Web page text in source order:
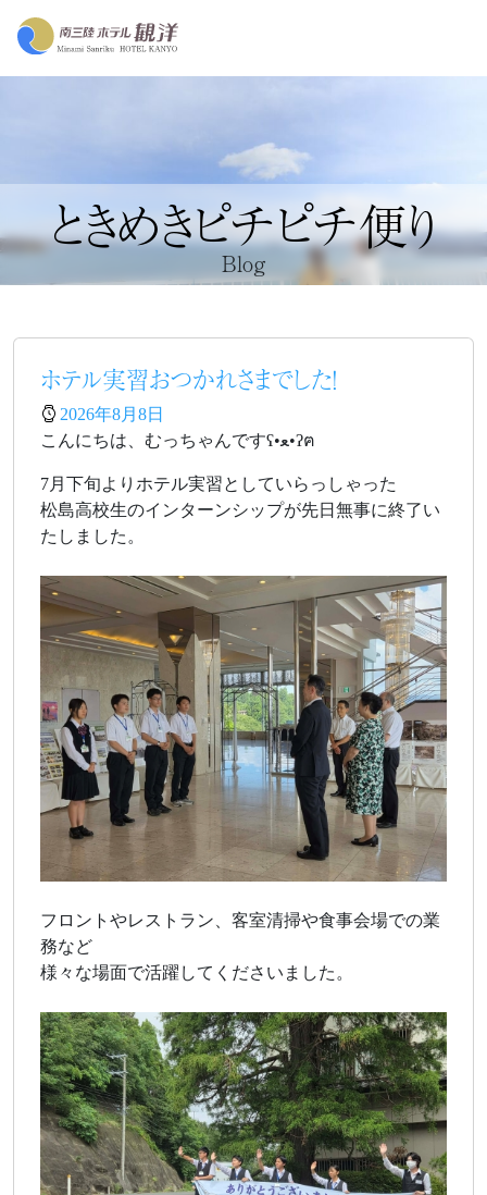
ときめきピチピチ便り
Blog
ホテル実習おつかれさまでした！
2026年8月8日
こんにちは、むっちゃんですʕ•ﻌ•ʔฅ
7月下旬よりホテル実習としていらっしゃった
松島高校生のインターンシップが先日無事に終了い
たしました。
フロントやレストラン、客室清掃や食事会場での業
務など
様々な場面で活躍してくださいました。